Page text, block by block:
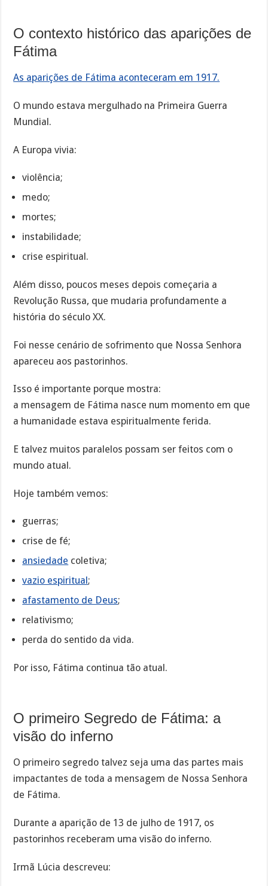
O contexto histórico das aparições de
Fátima
As aparições de Fátima aconteceram em 1917.
O mundo estava mergulhado na Primeira Guerra
Mundial.
A Europa vivia:
violência;
medo;
mortes;
instabilidade;
crise espiritual.
Além disso, poucos meses depois começaria a
Revolução Russa, que mudaria profundamente a
história do século XX.
Foi nesse cenário de sofrimento que Nossa Senhora
apareceu aos pastorinhos.
Isso é importante porque mostra:
a mensagem de Fátima nasce num momento em que
a humanidade estava espiritualmente ferida.
E talvez muitos paralelos possam ser feitos com o
mundo atual.
Hoje também vemos:
guerras;
crise de fé;
ansiedade coletiva;
vazio espiritual;
afastamento de Deus;
relativismo;
perda do sentido da vida.
Por isso, Fátima continua tão atual.
O primeiro Segredo de Fátima: a
visão do inferno
O primeiro segredo talvez seja uma das partes mais
impactantes de toda a mensagem de Nossa Senhora
de Fátima.
Durante a aparição de 13 de julho de 1917, os
pastorinhos receberam uma visão do inferno.
Irmã Lúcia descreveu: